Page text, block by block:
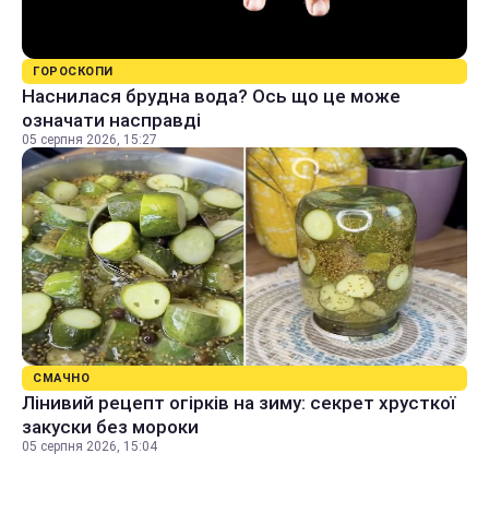
ГОРОСКОПИ
Наснилася брудна вода? Ось що це може
означати насправді
05 серпня 2026, 15:27
СМАЧНО
Лінивий рецепт огірків на зиму: секрет хрусткої
закуски без мороки
05 серпня 2026, 15:04